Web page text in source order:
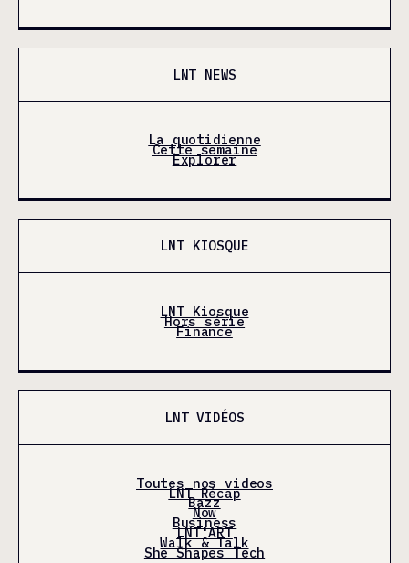
LNT NEWS
La quotidienne
Cette semaine
Explorer
LNT KIOSQUE
LNT Kiosque
Hors série
Finance
LNT VIDÉOS
Toutes nos videos
LNT Récap
Bazz
Now
Business
LNT'ART
Walk & Talk
She Shapes Tech